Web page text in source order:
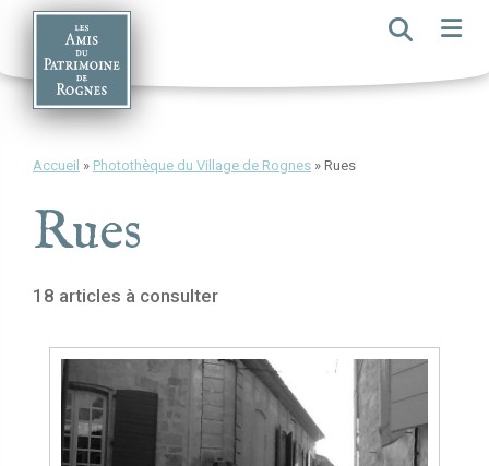
content
Accueil » Photothèque du Village de Rognes » Rues
Rues
18 articles à consulter